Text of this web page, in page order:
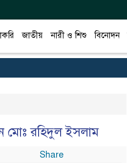
জাতীয় নারী ও শিশু বিনোদন
মোঃ রহিদুল ইসলাম
Share